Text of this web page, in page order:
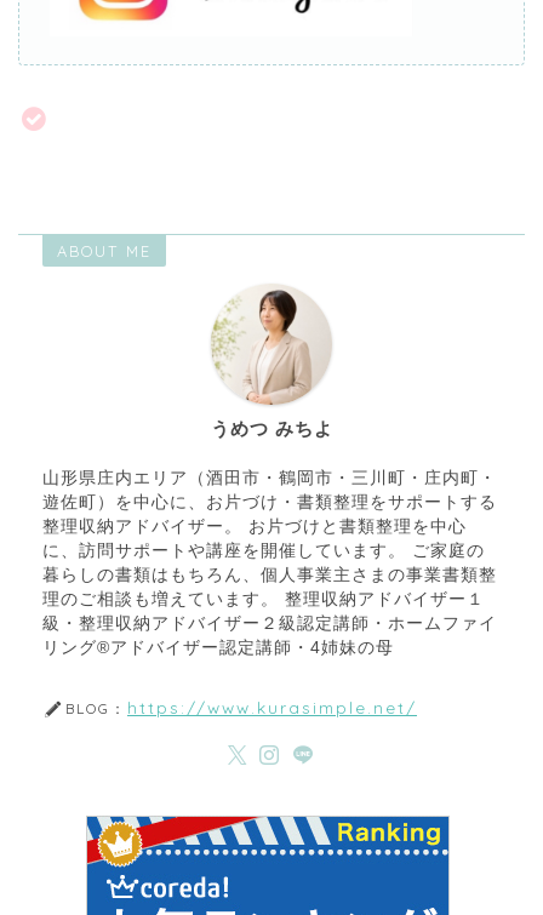
ABOUT ME
うめつ みちよ
山形県庄内エリア（酒田市・鶴岡市・三川町・庄内町・
遊佐町）を中心に、お片づけ・書類整理をサポートする
整理収納アドバイザー。 お片づけと書類整理を中心
に、訪問サポートや講座を開催しています。 ご家庭の
暮らしの書類はもちろん、個人事業主さまの事業書類整
理のご相談も増えています。 整理収納アドバイザー１
級・整理収納アドバイザー２級認定講師・ホームファイ
リング®アドバイザー認定講師・4姉妹の母
BLOG： https://www.kurasimple.net/